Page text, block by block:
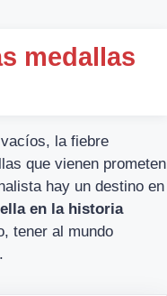
medallas
la fiebre
que vienen prometen
hay un destino en
en la historia
tener al mundo